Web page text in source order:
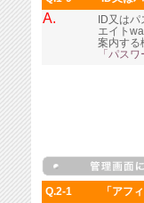
A.
ID又は
エイト
案内する
「パス
Q.2-1 「アフ